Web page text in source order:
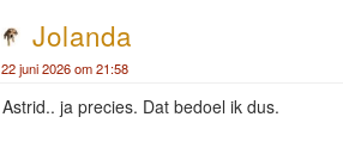
Jolanda
22 juni 2026 om 21:58
Astrid.. ja precies. Dat bedoel ik dus.